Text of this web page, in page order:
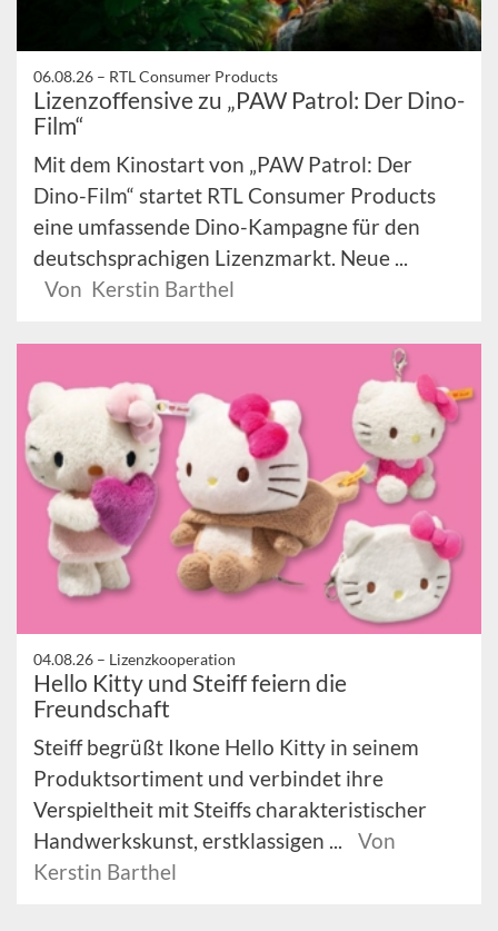
06.08.26 – RTL Consumer Products
Lizenzoffensive zu „PAW Patrol: Der Dino-
Film“
Mit dem Kinostart von „PAW Patrol: Der
Dino-Film“ startet RTL Consumer Products
eine umfassende Dino-Kampagne für den
deutschsprachigen Lizenzmarkt. Neue ...
Von Kerstin Barthel
04.08.26 – Lizenzkooperation
Hello Kitty und Steiff feiern die
Freundschaft
Steiff begrüßt Ikone Hello Kitty in seinem
Produktsortiment und verbindet ihre
Verspieltheit mit Steiffs charakteristischer
Handwerkskunst, erstklassigen ...
Von
Kerstin Barthel